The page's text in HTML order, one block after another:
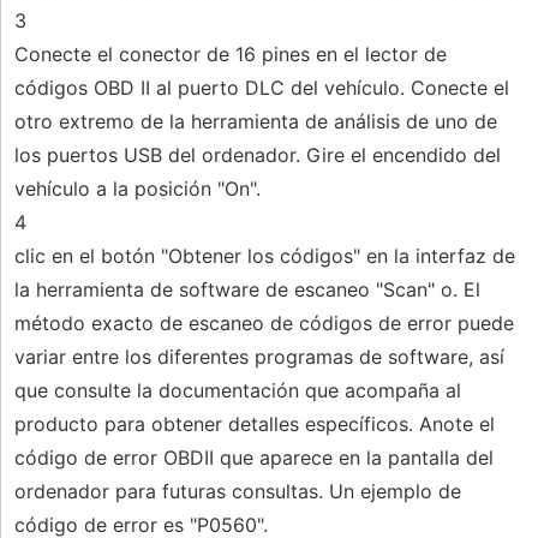
3
Conecte el conector de 16 pines en el lector de
códigos OBD II al puerto DLC del vehículo. Conecte el
otro extremo de la herramienta de análisis de uno de
los puertos USB del ordenador. Gire el encendido del
vehículo a la posición "On".
4
clic en el botón "Obtener los códigos" en la interfaz de
la herramienta de software de escaneo "Scan" o. El
método exacto de escaneo de códigos de error puede
variar entre los diferentes programas de software, así
que consulte la documentación que acompaña al
producto para obtener detalles específicos. Anote el
código de error OBDII que aparece en la pantalla del
ordenador para futuras consultas. Un ejemplo de
código de error es "P0560".